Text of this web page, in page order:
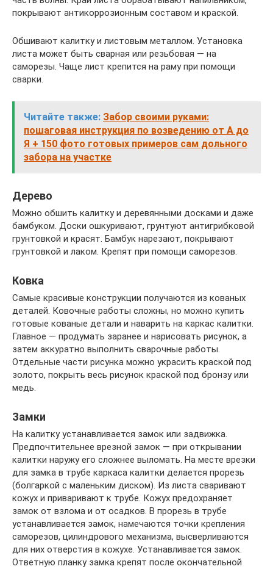
покрывают антикоррозионным составом и краской.
Обшивают калитку и листовым металлом. Установка
листа может быть сварная или резьбовая — на
саморезы. Чаще лист крепится на раму при помощи
сварки.
Читайте также: Забор своими руками:
пошаговая инструкция по возведению от А до
Я + 150 фото готовых примеров сам дольного
забора на участке
Дерево
Можно обшить калитку и деревянными досками и даже
бамбуком. Доски ошкуривают, грунтуют антигрибковой
грунтовкой и красят. Бамбук нарезают, покрывают
грунтовкой и лаком. Крепят при помощи саморезов.
Ковка
Самые красивые конструкции получаются из кованых
деталей. Ковочные работы сложны, но можно купить
готовые кованые детали и наварить на каркас калитки.
Главное — продумать заранее и нарисовать рисунок, а
затем аккуратно выполнить сварочные работы.
Отдельные части рисунка можно украсить краской под
золото, покрыть весь рисунок краской под бронзу или
медь.
Замки
На калитку устанавливается замок или задвижка.
Предпочтительнее врезной замок — при открывании
калитки наружу его сложнее выломать. На месте врезки
для замка в трубе каркаса калитки делается прорезь
(болгаркой с маленьким диском). Из листа сваривают
кожух и приваривают к трубе. Кожух предохраняет
замок от взлома и от осадков. В прорезь в трубе
устанавливается замок, намечаются точки крепления
саморезов, цилиндрового механизма, высверливаются
для них отверстия в кожухе. Устанавливается замок.
Ответную планку замка крепят после окончательной